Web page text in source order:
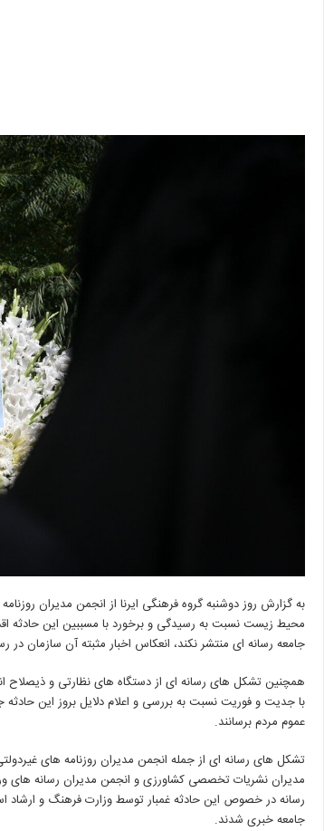
به گزارش روز دوشنبه گروه فرهنگی ایرنا از انجمن مدیران
محیط زیست نسبت به رسیدگی و برخورد با مسببین این حادثه
جامعه رسانه ای منتشر نکند، انعکاس اخبار مثبته آن سازمان
همچنین تشکل های رسانه ای از دستگاه های نظارتی و ذیصلاح
با جدیت و فوریت نسبت به بررسی و اعلام دلایل بروز این حادثه
عموم مردم برسانند.
تشکل های رسانه ای از جمله انجمن مدیران روزنامه های
مدیران نشریات تخصصی کشاورزی و انجمن مدیران رسانه های
رسانه در خصوص این حادثه غمبار توسط وزارت فرهنگ و ارشاد
جامعه خبری شدند.